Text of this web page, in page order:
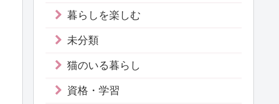
暮らしを楽しむ
未分類
猫のいる暮らし
資格・学習